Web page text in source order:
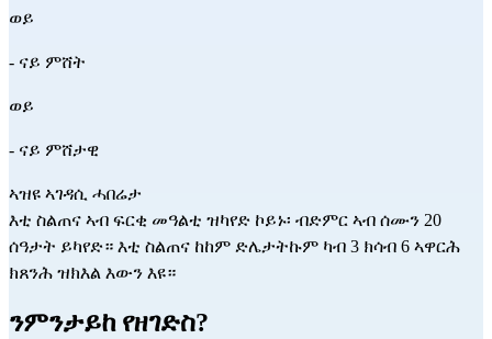
ወይ
- ናይ ምሸት
ወይ
- ናይ ምሸታዊ
ኣዝዩ ኣገዳሲ ሓበሬታ
እቲ ስልጠና ኣብ ፍርቂ መዓልቲ ዝካየድ ኮይኑ፡ ብድምር ኣብ ሰሙን 20
ሰዓታት ይካየድ። እቲ ስልጠና ከከም ድሌታትኩም ካብ 3 ክሳብ 6 ኣዋርሕ
ክጸንሕ ዝክእል እውን እዩ።
ንምንታይከ የዘገድስ?